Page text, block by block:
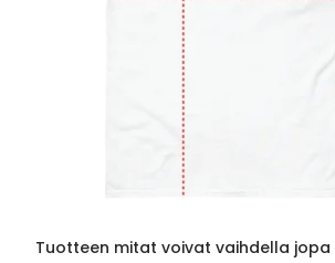
Tuotteen mitat voivat vaihdella jopa